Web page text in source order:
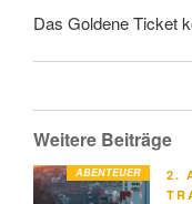
Das Goldene Ticket
Weitere Beiträge
ABENTEUER
AM
2.